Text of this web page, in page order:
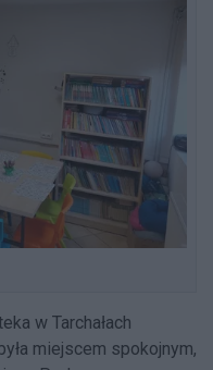
w Tarchałach
miejscem spokojnym,